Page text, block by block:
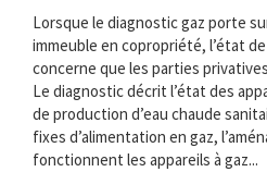
Lorsque le diagnostic gaz porte
immeuble en copropriété, l’état
concerne que les parties
Le diagnostic décrit l’état des
de production d’eau chaude
fixes d’alimentation en gaz,
fonctionnent les appareils à gaz...